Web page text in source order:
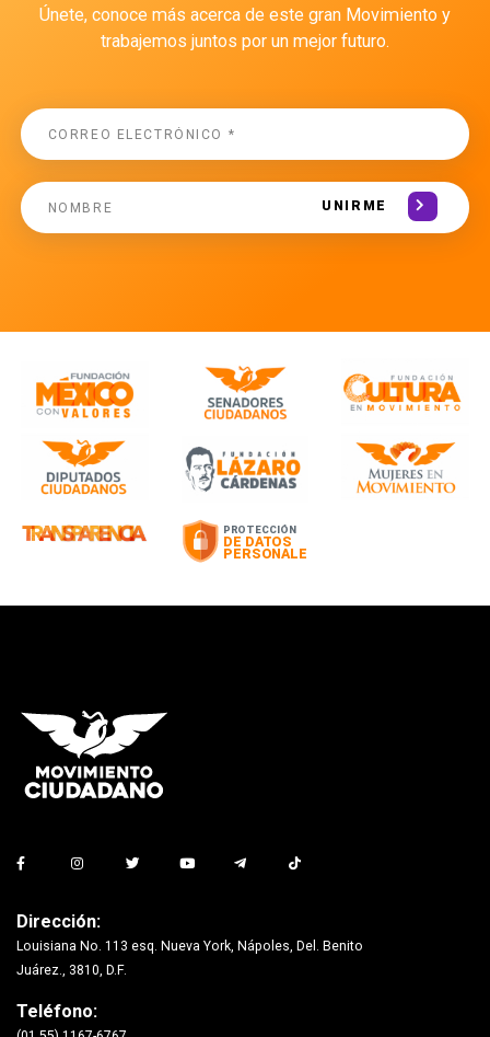
Únete, conoce más acerca de este gran Movimiento y
trabajemos juntos por un mejor futuro.
UNIRME
Dirección:
Louisiana No. 113 esq. Nueva York, Nápoles, Del. Benito
Juárez., 3810, D.F.
Teléfono: